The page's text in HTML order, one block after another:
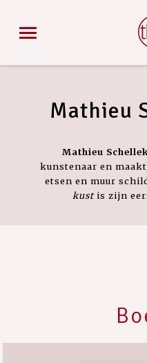
Mathieu
Mathieu
kunstenaar en
etsen en muur
kust is zijn